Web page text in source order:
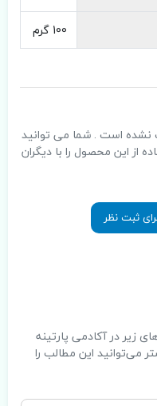
100 گرم
نشده است . شما می توانید
از این محصول را با دیگران
ثبت نظر
زیر در آکادمی پارتینه
می‌توانید این مطالب را